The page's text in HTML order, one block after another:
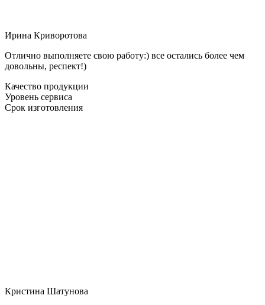
Ирина Криворотова
Отлично выполняете свою работу:) все остались более чем
довольны, респект!)
Качество продукции
Уровень сервиса
Срок изготовления
Кристина Шатунова